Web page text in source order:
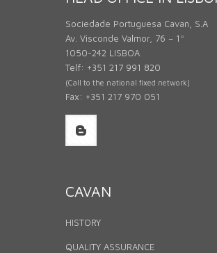
Sociedade Portuguesa Cavan, S.A
Av. Visconde Valmor, 76 – 1º
1050-242 LISBOA
Telf: +351 217 991 820
(Call to the national fixed network)
Fax: +351 217 970 051
CAVAN
HISTORY
QUALITY ASSURANCE